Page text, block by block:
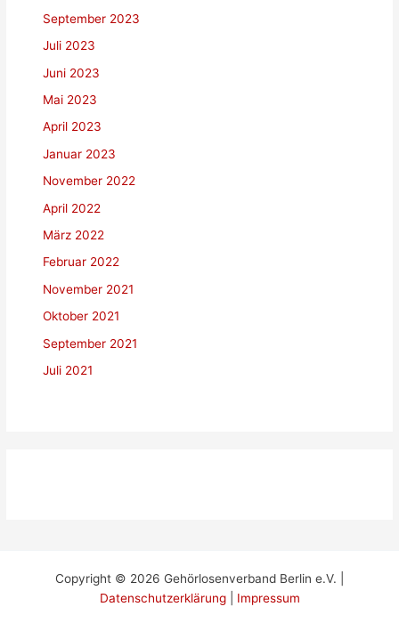
September 2023
Juli 2023
Juni 2023
Mai 2023
April 2023
Januar 2023
November 2022
April 2022
März 2022
Februar 2022
November 2021
Oktober 2021
September 2021
Juli 2021
Copyright © 2026 Gehörlosenverband Berlin e.V. |
Datenschutzerklärung| Impressum